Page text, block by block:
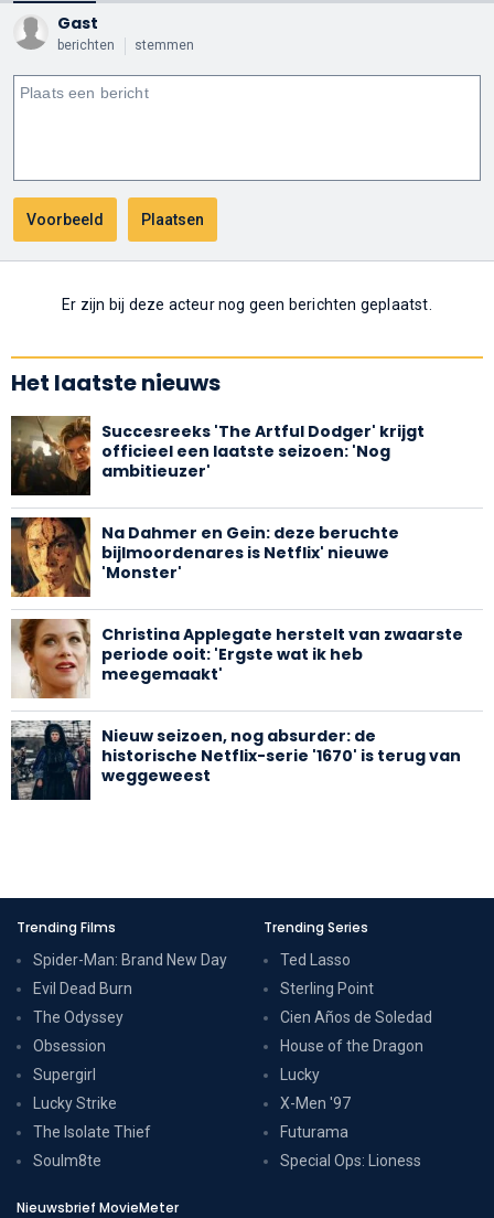
Gast
berichten stemmen
Er zijn bij deze acteur nog geen berichten geplaatst.
Het laatste nieuws
Succesreeks 'The Artful Dodger' krijgt
officieel een laatste seizoen: 'Nog
ambitieuzer'
Na Dahmer en Gein: deze beruchte
bijlmoordenares is Netflix' nieuwe
'Monster'
Christina Applegate herstelt van zwaarste
periode ooit: 'Ergste wat ik heb
meegemaakt'
Nieuw seizoen, nog absurder: de
historische Netflix-serie '1670' is terug van
weggeweest
Trending Films
Spider-Man: Brand New Day
Evil Dead Burn
The Odyssey
Obsession
Supergirl
Lucky Strike
The Isolate Thief
Soulm8te
Trending Series
Ted Lasso
Sterling Point
Cien Años de Soledad
House of the Dragon
Lucky
X-Men '97
Futurama
Special Ops: Lioness
Nieuwsbrief MovieMeter